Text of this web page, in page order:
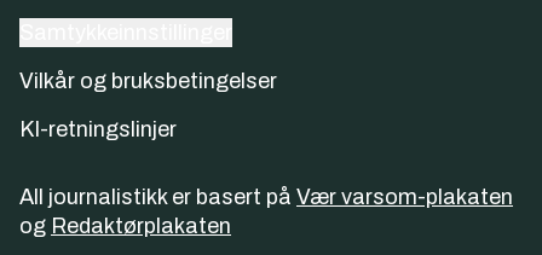
Vilkår og bruksbetingelser
KI-retningslinjer
All journalistikk er basert på Vær varsom-plakaten
og Redaktørplakaten